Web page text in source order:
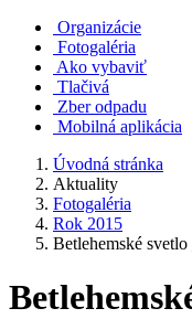
Organizácie
Fotogaléria
Ako vybaviť
Tlačivá
Zber odpadu
Mobilná aplikácia
Úvodná stránka
Aktuality
Fotogaléria
Rok 2015
Betlehemské